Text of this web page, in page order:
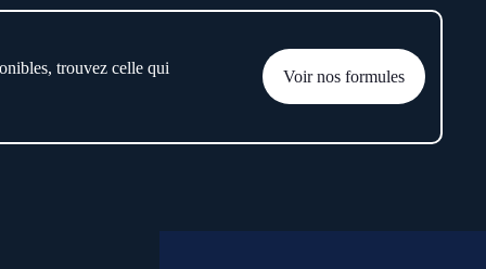
trouvez celle qui Voir nos formules